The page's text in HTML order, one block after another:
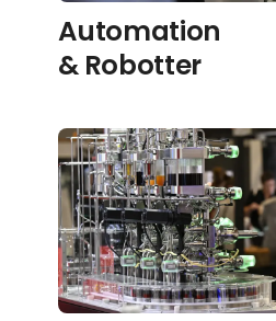
Automation
& Robotter